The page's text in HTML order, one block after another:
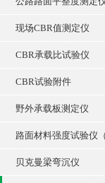
现场CBR值测定仪
CBR承载比试验仪
CBR试验附件
野外承载板测定仪
路面材料强度试验仪
贝克曼梁弯沉仪